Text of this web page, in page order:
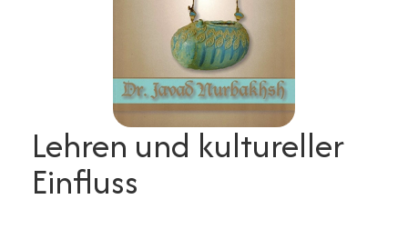
Lehren und kultureller
Einfluss